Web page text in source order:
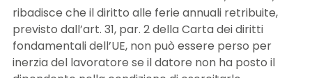
ribadisce che il diritto alle ferie annuali retribuite,
previsto dall’art. 31, par. 2 della Carta dei diritti
fondamentali dell’UE, non può essere perso per
inerzia del lavoratore se il datore non ha posto il